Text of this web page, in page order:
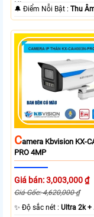
Nhựa.
️🔔 Điểm Nỗi Bật :Thu
CAmera Kbvision KX-
PRO 4MP
Giá bán: 3,003,000 ₫
Giá Gốc: 4,620,000 ₫
✨ Độ sắc nét :Ultra 2k +